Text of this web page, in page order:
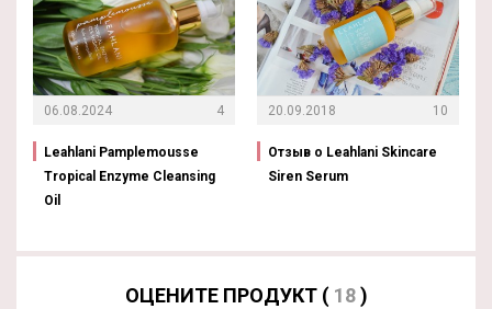
06.08.2024 4
Leahlani Pamplemousse
Tropical Enzyme Cleansing
Oil
20.09.2018 10
Отзыв о Leahlani Skincare
Siren Serum
ОЦЕНИТЕ ПРОДУКТ ( 18)